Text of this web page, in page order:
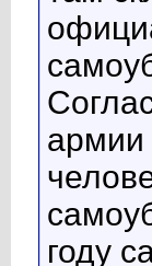
армии
году